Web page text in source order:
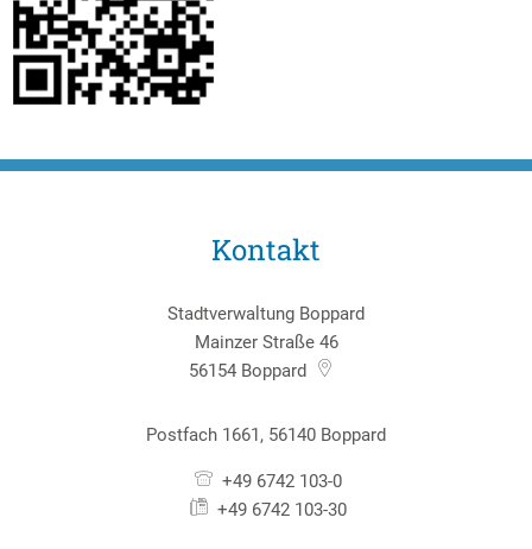
Kontakt
Stadtverwaltung Boppard
Mainzer Straße 46
56154 Boppard
Postfach 1661, 56140 Boppard
+49 6742 103-0
+49 6742 103-30